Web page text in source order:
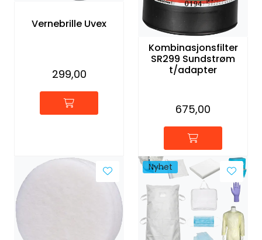
Vernebrille Uvex
299,00
Kombinasjonsfilter
SR299 Sundstrøm
t/adapter
675,00
Nyhet